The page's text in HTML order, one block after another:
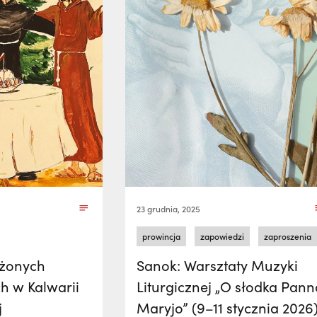
w Kalwarii
23 grudnia, 2025
prowincja zapowiedzi zaproszenia
Sanok: Warsztaty Muzyki
Liturgicznej „O słodka
Maryjo” (9–11 stycznia